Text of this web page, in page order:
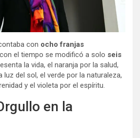
con ocho franjas
el tiempo se modificó a solo seis
la vida, el naranja por la salud,
luz del sol, el verde por la naturaleza,
y el violeta por el espíritu.
en la